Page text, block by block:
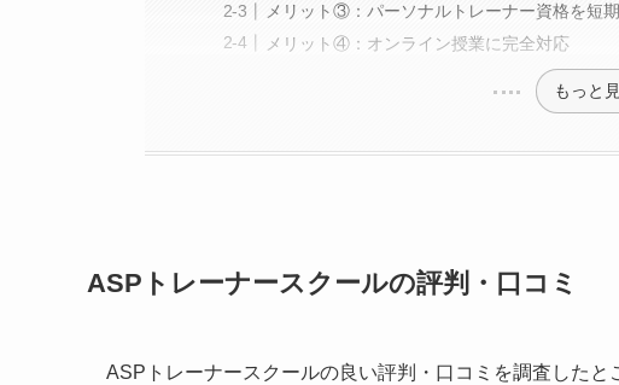
メリット③：パーソナルトレーナー資格を短
メリット④：オンライン授業に完全対応
もっと
ASPトレーナースクールの評判・口コミ
ASPトレーナースクールの良い評判・口コミを調査した